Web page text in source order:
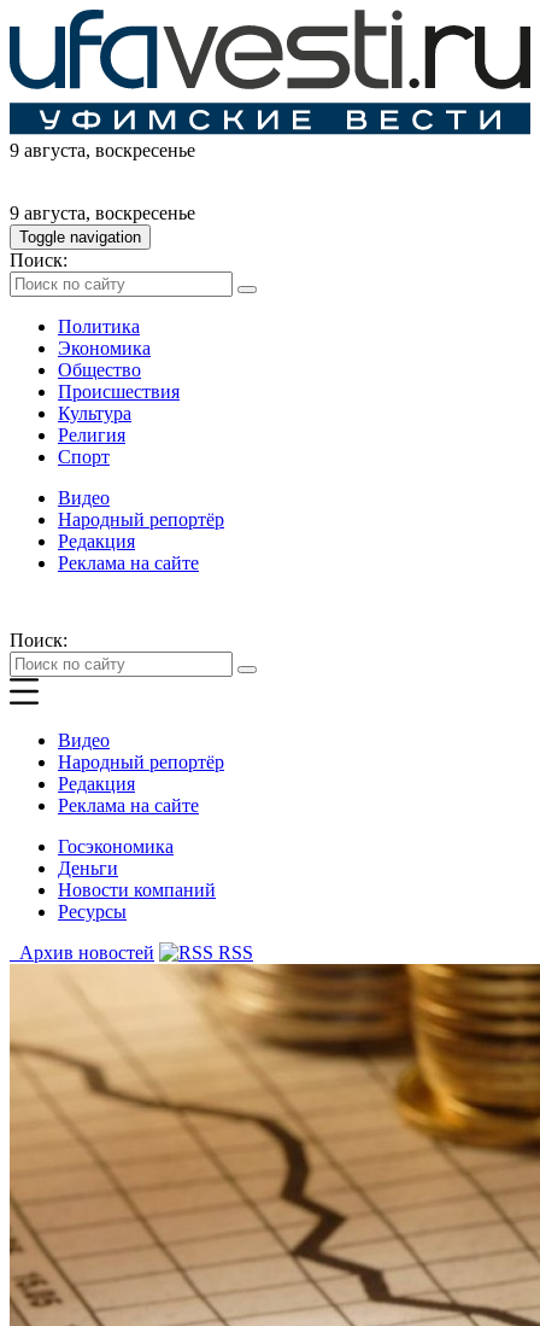
9 августа, воскресенье
9 августа, воскресенье
Toggle navigation
Поиск:
Политика
Экономика
Общество
Происшествия
Культура
Религия
Спорт
Видео
Народный репортёр
Редакция
Реклама на сайте
Поиск:
Видео
Народный репортёр
Редакция
Реклама на сайте
Госэкономика
Деньги
Новости компаний
Ресурсы
Архив новостей
RSS